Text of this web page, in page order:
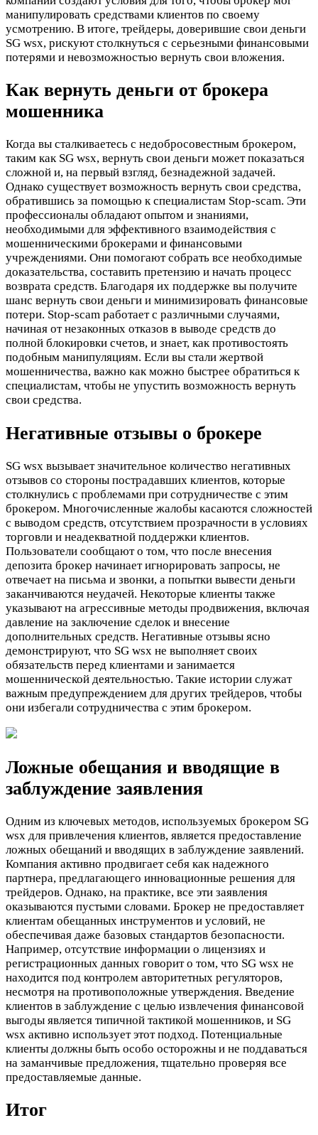
манипулировать средствами клиентов по своему
усмотрению. В итоге, трейдеры, доверившие свои деньги
SG wsx, рискуют столкнуться с серьезными финансовыми
потерями и невозможностью вернуть свои вложения.
Как вернуть деньги от брокера
мошенника
Когда вы сталкиваетесь с недобросовестным брокером,
таким как SG wsx, вернуть свои деньги может показаться
сложной и, на первый взгляд, безнадежной задачей.
Однако существует возможность вернуть свои средства,
обратившись за помощью к специалистам Stop-scam. Эти
профессионалы обладают опытом и знаниями,
необходимыми для эффективного взаимодействия с
мошенническими брокерами и финансовыми
учреждениями. Они помогают собрать все необходимые
доказательства, составить претензию и начать процесс
возврата средств. Благодаря их поддержке вы получите
шанс вернуть свои деньги и минимизировать финансовые
потери. Stop-scam работает с различными случаями,
начиная от незаконных отказов в выводе средств до
полной блокировки счетов, и знает, как противостоять
подобным манипуляциям. Если вы стали жертвой
мошенничества, важно как можно быстрее обратиться к
специалистам, чтобы не упустить возможность вернуть
свои средства.
Негативные отзывы о брокере
SG wsx вызывает значительное количество негативных
отзывов со стороны пострадавших клиентов, которые
столкнулись с проблемами при сотрудничестве с этим
брокером. Многочисленные жалобы касаются сложностей
с выводом средств, отсутствием прозрачности в условиях
торговли и неадекватной поддержки клиентов.
Пользователи сообщают о том, что после внесения
депозита брокер начинает игнорировать запросы, не
отвечает на письма и звонки, а попытки вывести деньги
заканчиваются неудачей. Некоторые клиенты также
указывают на агрессивные методы продвижения, включая
давление на заключение сделок и внесение
дополнительных средств. Негативные отзывы ясно
демонстрируют, что SG wsx не выполняет своих
обязательств перед клиентами и занимается
мошеннической деятельностью. Такие истории служат
важным предупреждением для других трейдеров, чтобы
они избегали сотрудничества с этим брокером.
Ложные обещания и вводящие в
заблуждение заявления
Одним из ключевых методов, используемых брокером SG
wsx для привлечения клиентов, является предоставление
ложных обещаний и вводящих в заблуждение заявлений.
Компания активно продвигает себя как надежного
партнера, предлагающего инновационные решения для
трейдеров. Однако, на практике, все эти заявления
оказываются пустыми словами. Брокер не предоставляет
клиентам обещанных инструментов и условий, не
обеспечивая даже базовых стандартов безопасности.
Например, отсутствие информации о лицензиях и
регистрационных данных говорит о том, что SG wsx не
находится под контролем авторитетных регуляторов,
несмотря на противоположные утверждения. Введение
клиентов в заблуждение с целью извлечения финансовой
выгоды является типичной тактикой мошенников, и SG
wsx активно использует этот подход. Потенциальные
клиенты должны быть особо осторожны и не поддаваться
на заманчивые предложения, тщательно проверяя все
предоставляемые данные.
Итог